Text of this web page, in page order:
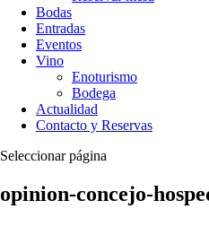
Bodas
Entradas
Eventos
Vino
Enoturismo
Bodega
Actualidad
Contacto y Reservas
Seleccionar página
opinion-concejo-